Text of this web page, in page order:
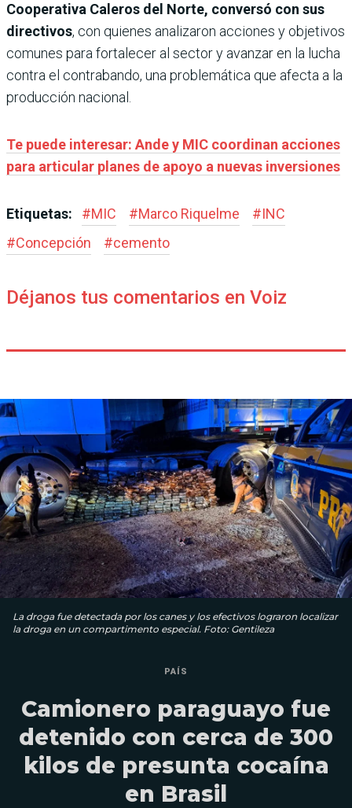
Cooperativa Caleros del Norte, conversó con sus
directivos, con quienes analizaron acciones y objetivos
comunes para fortalecer al sector y avanzar en la lucha
contra el contrabando, una problemática que afecta a la
producción nacional.
Te puede interesar: Ande y MIC coordinan acciones
para articular planes de apoyo a nuevas inversiones
Etiquetas: #MIC #Marco Riquelme #INC
#Concepción #cemento
Déjanos tus comentarios en Voiz
La droga fue detectada por los canes y los efectivos lograron localizar
la droga en un compartimento especial. Foto: Gentileza
PAÍS
Camionero paraguayo fue
detenido con cerca de 300
kilos de presunta cocaína
en Brasil